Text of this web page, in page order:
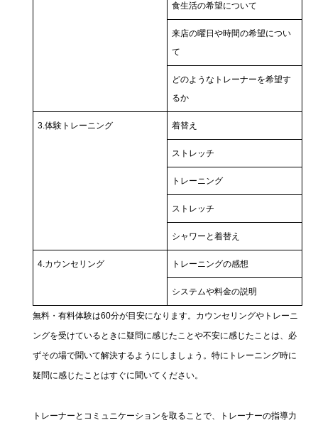
食生活の希望について
来店の曜日や時間の希望につい
て
どのようなトレーナーを希望す
るか
3.体験トレーニング 着替え
ストレッチ
トレーニング
ストレッチ
シャワーと着替え
4.カウンセリング トレーニングの感想
システムや料金の説明
無料・有料体験は60分が目安になります。カウンセリングやトレーニ
ングを受けているときに疑問に感じたことや不安に感じたことは、必
ずその場で聞いて解決するようにしましょう。特にトレーニング時に
疑問に感じたことはすぐに聞いてください。
トレーナーとコミュニケーションを取ることで、トレーナーの指導力